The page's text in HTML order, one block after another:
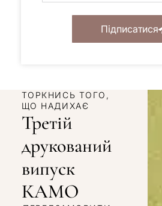
Підписатися
ТОРКНИСЬ ТОГО,
ЩО НАДИХАЄ
Третій
друкований
випуск
КАМО